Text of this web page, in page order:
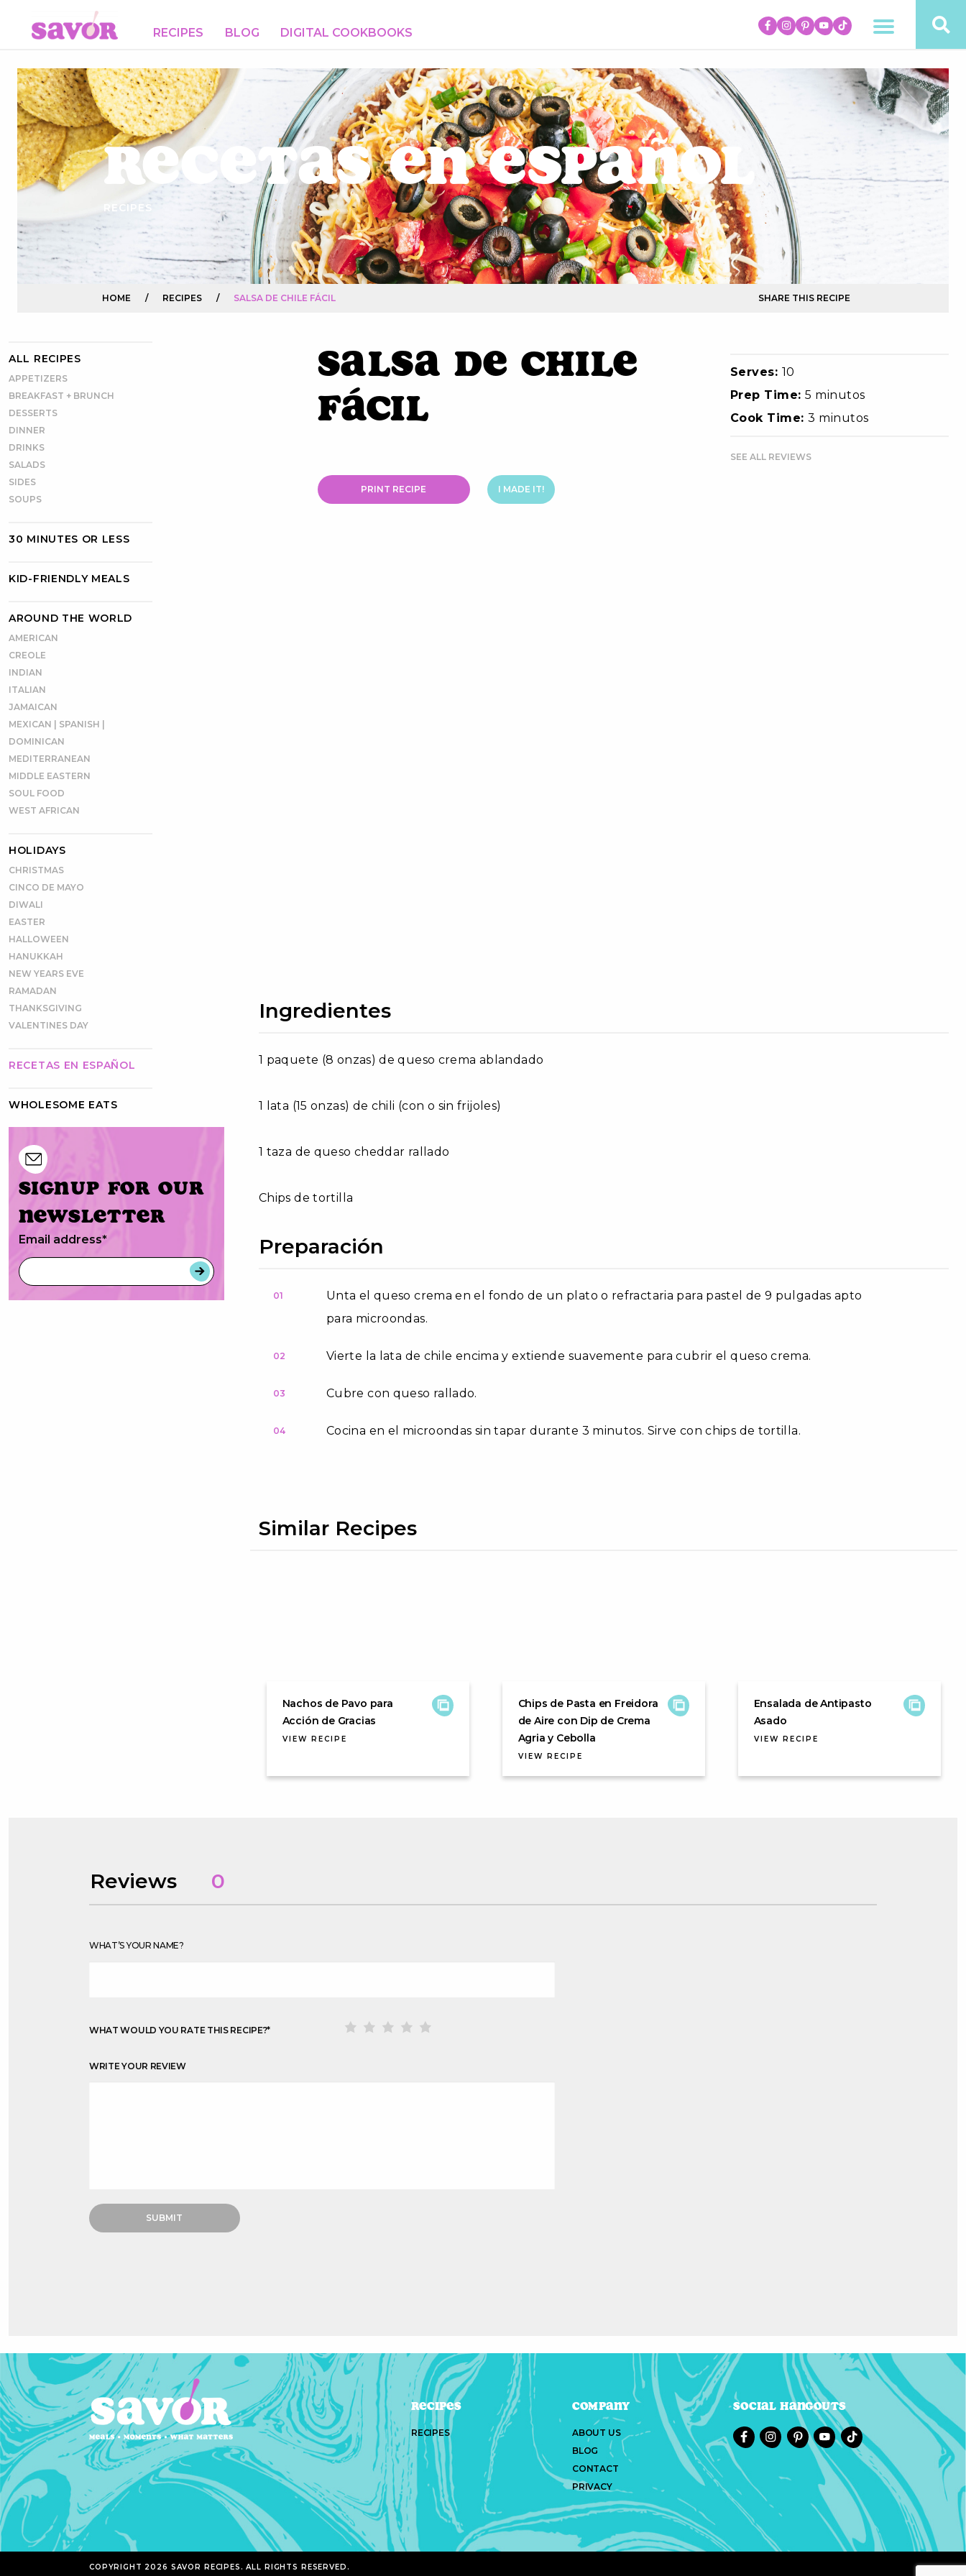
RECIPES BLOG DIGITAL COOKBOOKS
Recetas en Español
RECIPES
HOME / RECIPES / SALSA DE CHILE FÁCIL SHARE THIS RECIPE
ALL RECIPES
APPETIZERS
BREAKFAST + BRUNCH
DESSERTS
DINNER
DRINKS
SALADS
SIDES
SOUPS
30 MINUTES OR LESS
KID-FRIENDLY MEALS
AROUND THE WORLD
AMERICAN
CREOLE
INDIAN
ITALIAN
JAMAICAN
MEXICAN | SPANISH |
DOMINICAN
MEDITERRANEAN
MIDDLE EASTERN
SOUL FOOD
WEST AFRICAN
HOLIDAYS
CHRISTMAS
CINCO DE MAYO
DIWALI
EASTER
HALLOWEEN
HANUKKAH
NEW YEARS EVE
RAMADAN
THANKSGIVING
VALENTINES DAY
RECETAS EN ESPAÑOL
WHOLESOME EATS
Signup for our
newsletter
Email address*
Salsa de Chile
Fácil
PRINT RECIPE I MADE IT!
Serves: 10
Prep Time:5 minutos
Cook Time:3 minutos
SEE ALL REVIEWS
Ingredientes
1 paquete (8 onzas) de queso crema ablandado
1 lata (15 onzas) de chili (con o sin frijoles)
1 taza de queso cheddar rallado
Chips de tortilla
Preparación
01
Unta el queso crema en el fondo de un plato o refractaria para pastel de 9 pulgadas apto
para microondas.
02 Vierte la lata de chile encima y extiende suavemente para cubrir el queso crema.
03 Cubre con queso rallado.
04 Cocina en el microondas sin tapar durante 3 minutos. Sirve con chips de tortilla.
Similar Recipes
Nachos de Pavo para
Acción de Gracias
VIEW RECIPE
Chips de Pasta en Freidora
de Aire con Dip de Crema
Agria y Cebolla
VIEW RECIPE
Ensalada de Antipasto
Asado
VIEW RECIPE
Reviews 0
WHAT’S YOUR NAME?
WHAT WOULD YOU RATE THIS RECIPE?*
WRITE YOUR REVIEW
Recipes
RECIPES
Company
ABOUT US
BLOG
CONTACT
PRIVACY
Social Hangouts
COPYRIGHT 2026 SAVOR RECIPES. ALL RIGHTS RESERVED.